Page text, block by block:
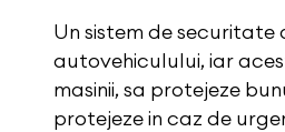
Un sistem de
autovehiculului, iar
masinii, sa protejeze
protejeze in caz de